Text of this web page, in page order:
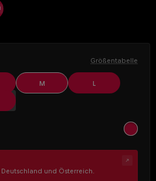
Größentabelle
nicht verfügbar.)
M L
Option ist zurzeit nicht verfügbar.)
sand
und Österreich.